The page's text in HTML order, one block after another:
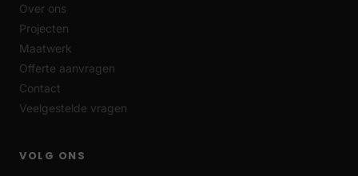
Over ons
Projecten
Maatwerk
Offerte aanvragen
Contact
Veelgestelde vragen
VOLG ONS